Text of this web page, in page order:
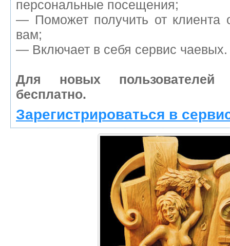
персональные посещения;
— Поможет получить от клиента
вам;
— Включает в себя сервис чаевых.
Для новых
бесплатно.
Зарегистрироваться в